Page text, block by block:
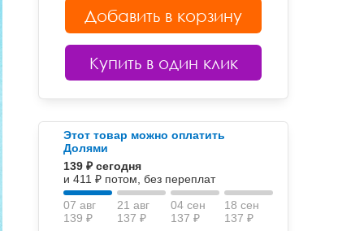
Добавить в корзину
Купить в один клик
Этот товар можно оплатить
Долями
139 ₽ сегодня
и 411 ₽ потом, без переплат
07 авг
139 ₽
21 авг
137 ₽
04 сен
137 ₽
18 сен
137 ₽